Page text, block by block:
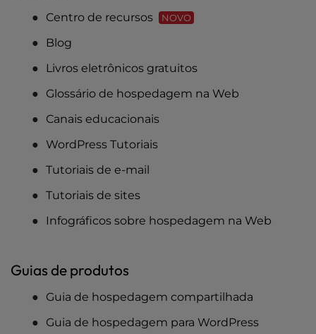
Centro de recursos NOVO
Blog
Livros eletrônicos gratuitos
Glossário de hospedagem na Web
Canais educacionais
WordPress Tutoriais
Tutoriais de e-mail
Tutoriais de sites
Infográficos sobre hospedagem na Web
Guias de produtos
Guia de hospedagem compartilhada
Guia de hospedagem para WordPress